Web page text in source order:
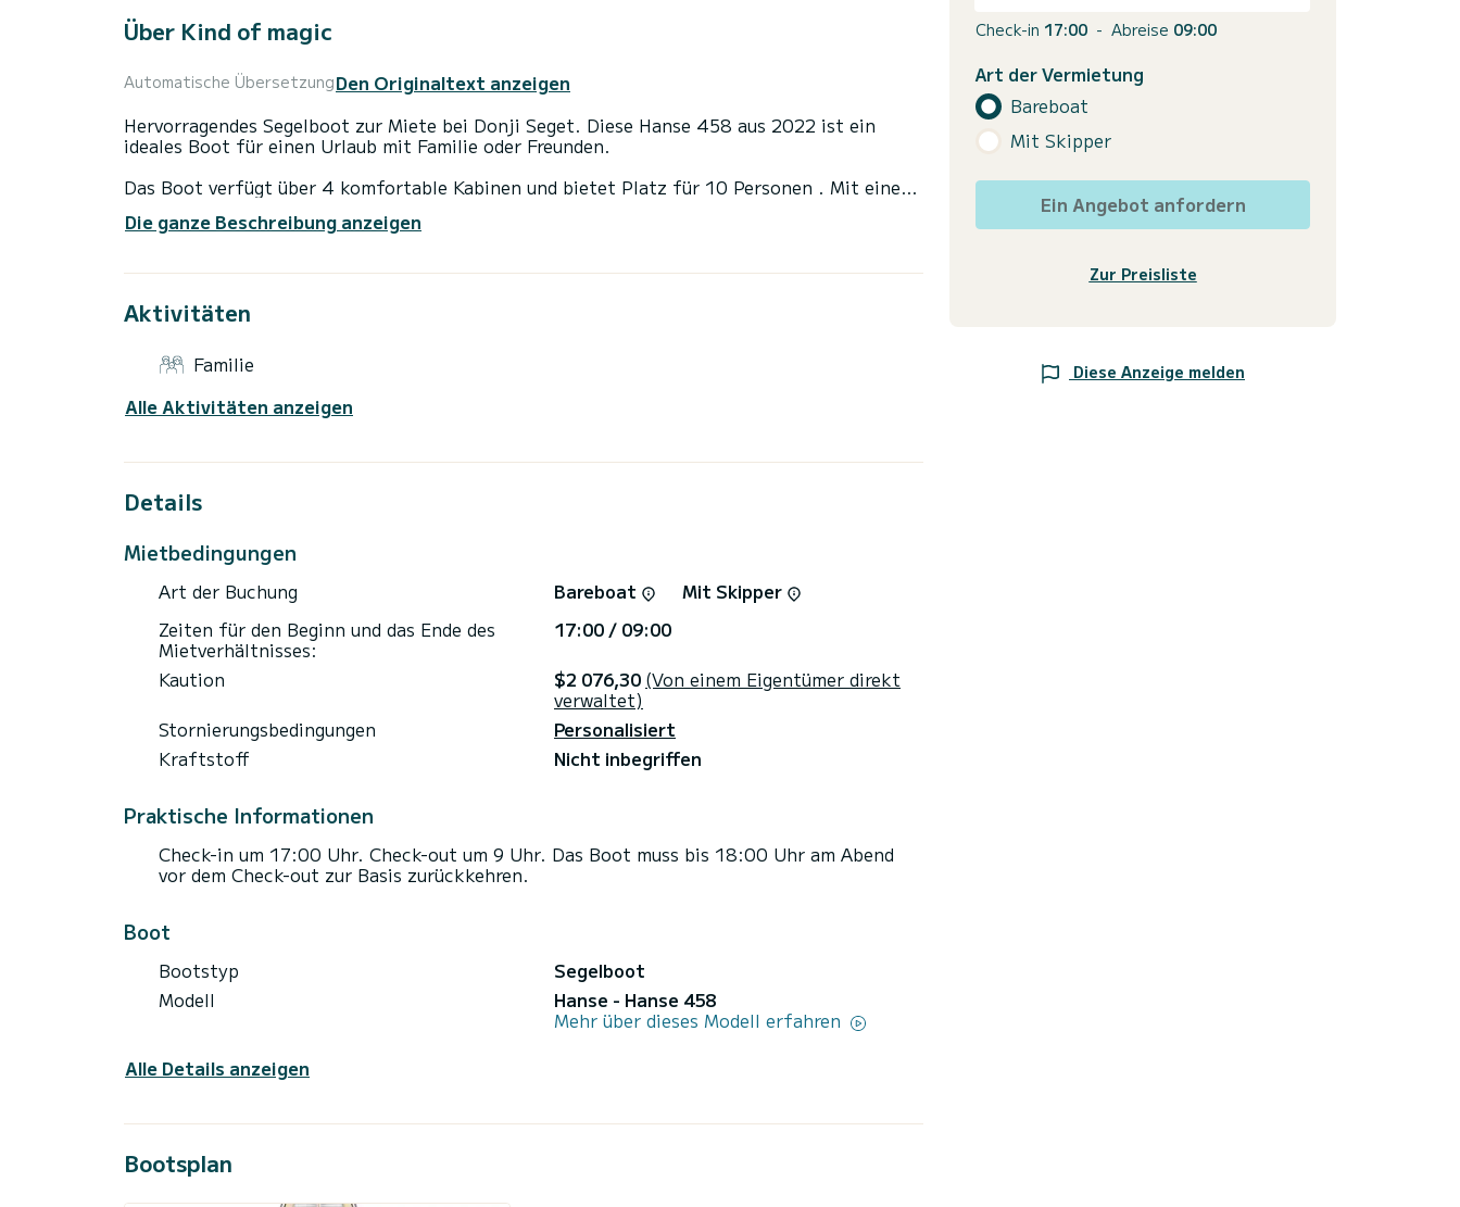
Über Kind of magic
Automatische ÜbersetzungDen Originaltext anzeigen
Hervorragendes Segelboot zur Miete bei Donji Seget. Diese Hanse 458 aus 2022 ist ein
ideales Boot für einen Urlaub mit Familie oder Freunden.
Das Boot verfügt über 4 komfortable Kabinen und bietet Platz für 10 Personen . Mit einer
einen außergewöhnlichen Urlaub auf dem Wasser in der Umgebung von Donji Seget
Dieses Hanse 458 verfügt über 2 Toiletten mit Dusche.
Sie verfügt über folgende Ausstattung: Autopilot, Bugstrahlruder, Außenlautsprecher,
Wenn Sie Fragen zum Boot oder zu den Mietbedingungen haben, wenden Sie sich bitte an uns
Die ganze Beschreibung anzeigen
Aktivitäten
Familie
Alle Aktivitäten anzeigen
Details
Mietbedingungen
Art der Buchung Bareboat
Mit Skipper
Zeiten für den Beginn und das Ende des
Mietverhältnisses:
17:00 / 09:00
Kaution
$2 076,30 (Von einem Eigentümer direkt
verwaltet)
Stornierungsbedingungen
Personalisiert
Kraftstoff
Nicht inbegriffen
Praktische Informationen
Check-in um 17:00 Uhr. Check-out um 9 Uhr. Das Boot muss bis 18:00 Uhr am Abend
vor dem Check-out zur Basis zurückkehren.
Boot
Bootstyp
Segelboot
Modell
Hanse - Hanse 458
Mehr über dieses Modell erfahren
Alle Details anzeigen
Bootsplan
Check-in 17:00 - Abreise 09:00
Art der Vermietung
Bareboat
Mit Skipper
Ein Angebot anfordern
Zur Preisliste
Diese Anzeige melden